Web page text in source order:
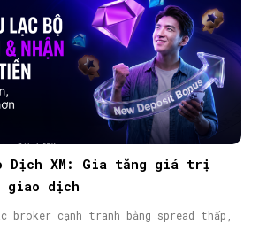
Dịch XM: Gia tăng giá trị
giao dịch
broker cạnh tranh bằng spread thấp,